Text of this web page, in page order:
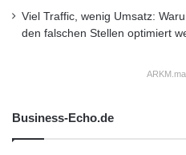
Projektmanagement-
so genau die Art von
und Kundendienst
Unternehmen hat seine
Viel Traffic, wenig Umsatz:
den falschen Stellen optimiert
Business-Echo.de